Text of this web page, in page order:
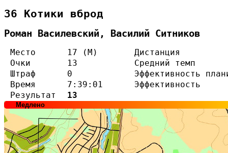
36 Котики вброд
Роман Василевский, Василий Ситников
Место 17 (М)
Дистанция
Очки
13
Средний темп
Штраф
0
Эффективность
Время
7:39:01
Эффективность
Результат
13
Медлено